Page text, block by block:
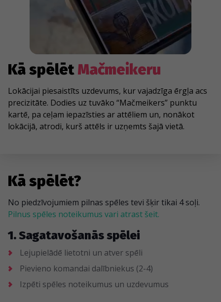
Kā spēlētMačmeikeru
Lokācijai piesaistīts uzdevums, kur vajadzīga ērgļa acs
precizitāte. Dodies uz tuvāko “Mačmeikers” punktu
kartē, pa ceļam iepazīsties ar attēliem un, nonākot
lokācijā, atrodi, kurš attēls ir uzņemts šajā vietā.
Kā spēlēt?
No piedzīvojumiem pilnas spēles tevi šķir tikai 4 soļi.
Pilnus spēles noteikumus vari atrast šeit.
1. Sagatavošanās spēlei
Lejupielādē lietotni un atver spēli
Pievieno komandai dalībniekus (2-4)
Izpēti spēles noteikumus un uzdevumus